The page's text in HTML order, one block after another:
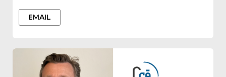
EMAIL